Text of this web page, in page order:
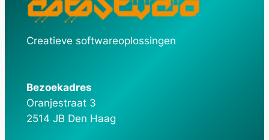
Creatieve softwareoplossingen
Bezoekadres
Oranjestraat 3
2514 JB Den Haag